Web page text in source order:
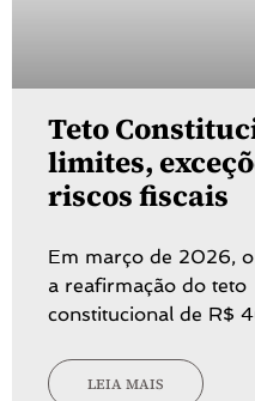
Teto
limites,
riscos fiscais
Em março de 2026,
a reafirmação do teto
constitucional de R$
LEIA MAIS